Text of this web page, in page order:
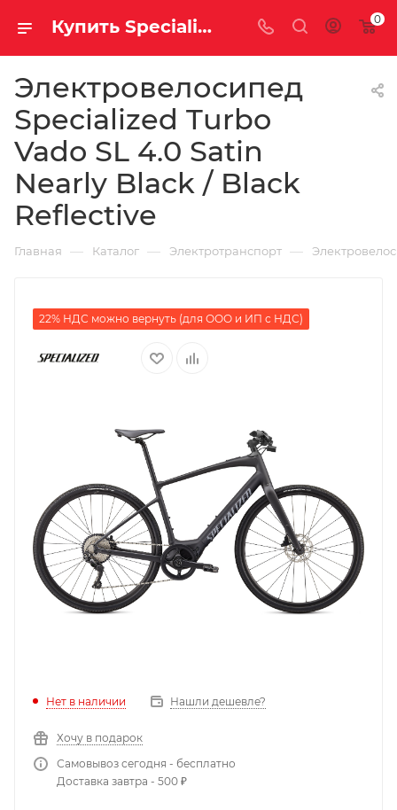
Купить Specialized Turbo Vado SL 4.0 Satin Nearly Black / Black Reflective за рублей, а со скидкой 0
Электровелосипед
Specialized Turbo
Vado SL 4.0 Satin
Nearly Black / Black
Reflective
Главная — Каталог — Электротранспорт —
22% НДС можно вернуть (для ООО и ИП с НДС)
Нет в наличии Нашли дешевле?
Хочу в подарок
Самовывоз сегодня - бесплатно
Доставка завтра - 500 ₽